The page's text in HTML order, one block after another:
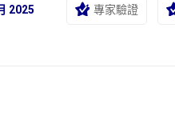
2025 專家驗證